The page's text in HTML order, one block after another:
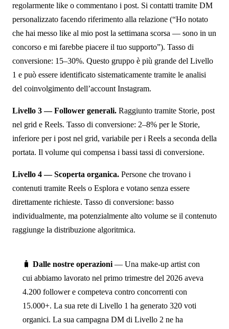
regolarmente like o commentano i post. Si contatti tramite DM
personalizzato facendo riferimento alla relazione (“Ho notato
che hai messo like al mio post la settimana scorsa — sono in un
concorso e mi farebbe piacere il tuo supporto”). Tasso di
conversione: 15–30%. Questo gruppo è più grande del Livello
1 e può essere identificato sistematicamente tramite le analisi
del coinvolgimento dell’account Instagram.
Livello 3 — Follower generali. Raggiunto tramite Storie, post
nel grid e Reels. Tasso di conversione: 2–8% per le Storie,
inferiore per i post nel grid, variabile per i Reels a seconda della
portata. Il volume qui compensa i bassi tassi di conversione.
Livello 4 — Scoperta organica. Persone che trovano i
contenuti tramite Reels o Esplora e votano senza essere
direttamente richieste. Tasso di conversione: basso
individualmente, ma potenzialmente alto volume se il contenuto
raggiunge la distribuzione algoritmica.
🧳 Dalle nostre operazioni — Una make-up artist con
cui abbiamo lavorato nel primo trimestre del 2026 aveva
4.200 follower e competeva contro concorrenti con
15.000+. La sua rete di Livello 1 ha generato 320 voti
organici. La sua campagna DM di Livello 2 ne ha